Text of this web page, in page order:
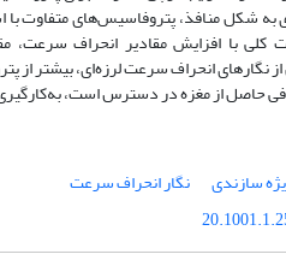
به شکل منافذ، پتروفاسیس‌های متفاوت
کلی با افزایش مقادیر انحراف
انحراف سرعت لرزه‌ای، بیشتر از
حاصل از مغزه در دسترس است،
سازندی
نگار انحراف سرعت